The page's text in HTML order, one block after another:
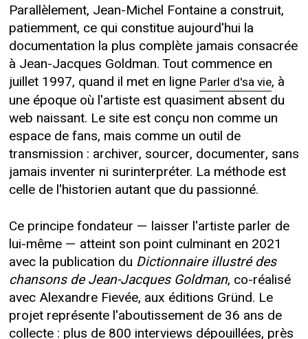
Parallèlement, Jean-Michel Fontaine a construit,
patiemment, ce qui constitue aujourd'hui la
documentation la plus complète jamais consacrée
à Jean-Jacques Goldman. Tout commence en
juillet 1997, quand il met en ligne Parler d'sa vie, à
une époque où l'artiste est quasiment absent du
web naissant. Le site est conçu non comme un
espace de fans, mais comme un outil de
transmission : archiver, sourcer, documenter, sans
jamais inventer ni surinterpréter. La méthode est
celle de l'historien autant que du passionné.
Ce principe fondateur — laisser l'artiste parler de
lui-même — atteint son point culminant en 2021
avec la publication du Dictionnaire illustré des
chansons de Jean-Jacques Goldman, co-réalisé
avec Alexandre Fievée, aux éditions Gründ. Le
projet représente l'aboutissement de 36 ans de
collecte : plus de 800 interviews dépouillées, près